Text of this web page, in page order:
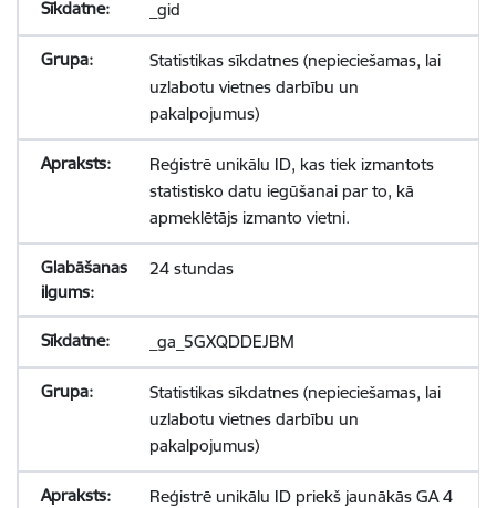
_gid
Statistikas sīkdatnes (nepieciešamas, lai
uzlabotu vietnes darbību un
pakalpojumus)
Reģistrē unikālu ID, kas tiek izmantots
statistisko datu iegūšanai par to, kā
apmeklētājs izmanto vietni.
24 stundas
_ga_5GXQDDEJBM
Statistikas sīkdatnes (nepieciešamas, lai
uzlabotu vietnes darbību un
pakalpojumus)
Reģistrē unikālu ID priekš jaunākās GA 4